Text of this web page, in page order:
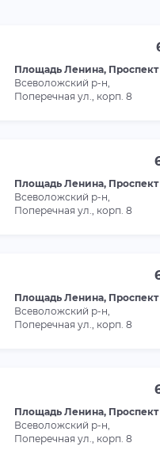
Площадь Ленина,
Всеволожский р-н,
Поперечная ул., корп. 8
Площадь Ленина,
Всеволожский р-н,
Поперечная ул., корп. 8
Площадь Ленина,
Всеволожский р-н,
Поперечная ул., корп. 8
Площадь Ленина,
Всеволожский р-н,
Поперечная ул., корп. 8